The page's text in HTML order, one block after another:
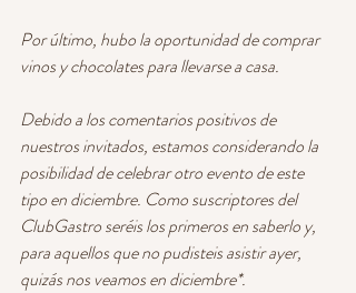
Por último, hubo la oportunidad de comprar
vinos y chocolates para llevarse a casa.
Debido a los comentarios positivos de
nuestros invitados, estamos considerando la
posibilidad de celebrar otro evento de este
tipo en diciembre. Como suscriptores del
ClubGastro seréis los primeros en saberlo y,
para aquellos que no pudisteis asistir ayer,
quizás nos veamos en diciembre*.